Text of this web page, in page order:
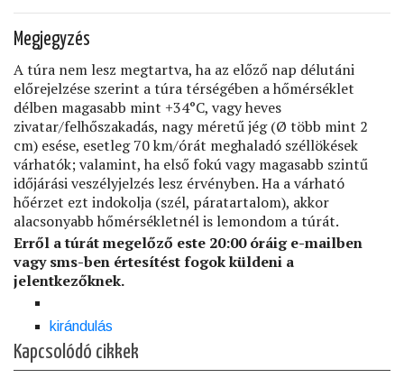
Megjegyzés
A túra nem lesz megtartva, ha az előző nap délutáni
előrejelzése szerint a túra térségében a hőmérséklet
délben magasabb mint +34°C, vagy heves
zivatar/felhőszakadás, nagy méretű jég (Ø több mint 2
cm) esése, esetleg 70 km/órát meghaladó széllökések
várhatók; valamint, ha első fokú vagy magasabb szintű
időjárási veszélyjelzés lesz érvényben. Ha a várható
hőérzet ezt indokolja (szél, páratartalom), akkor
alacsonyabb hőmérsékletnél is lemondom a túrát.
Erről a túrát megelőző este 20:00 óráig e-mailben
vagy sms-ben értesítést fogok küldeni a
jelentkezőknek.
kirándulás
Kapcsolódó cikkek